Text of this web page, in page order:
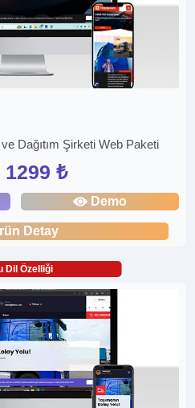
ve Dağıtım Şirketi Web Paketi
1299 ₺
Demo
Detay
Dil Özelliği